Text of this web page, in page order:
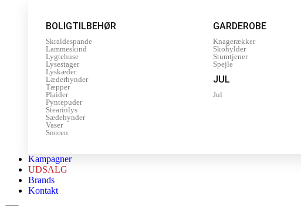
BOLIGTILBEHØR
Skraldespande
Lammeskind
Lygtehuse
Lysestager
Lyskæder
Læderhynder
Tæpper
Plaider
Pyntepuder
Stearinlys
Sædehynder
Vaser
Snoren
GARDEROBE
Knagerækker
Skohylder
Stumtjener
Spejle
JUL
Jul
Kampagner
UDSALG
Brands
Kontakt